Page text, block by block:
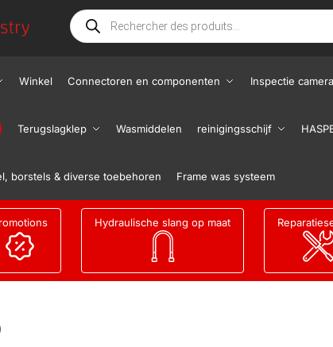
Winkel Connectoren en componenten Inspectie camera
Terugslagklep Wasmiddelen reinigingsschijf
borstels & diverse toebehoren Frame was systeem
Hydraulische slang op maat